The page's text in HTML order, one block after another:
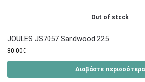
Out of stock
JOULES JS7057 Sandwood 225
80.00€
Διαβάστε περισσότερα